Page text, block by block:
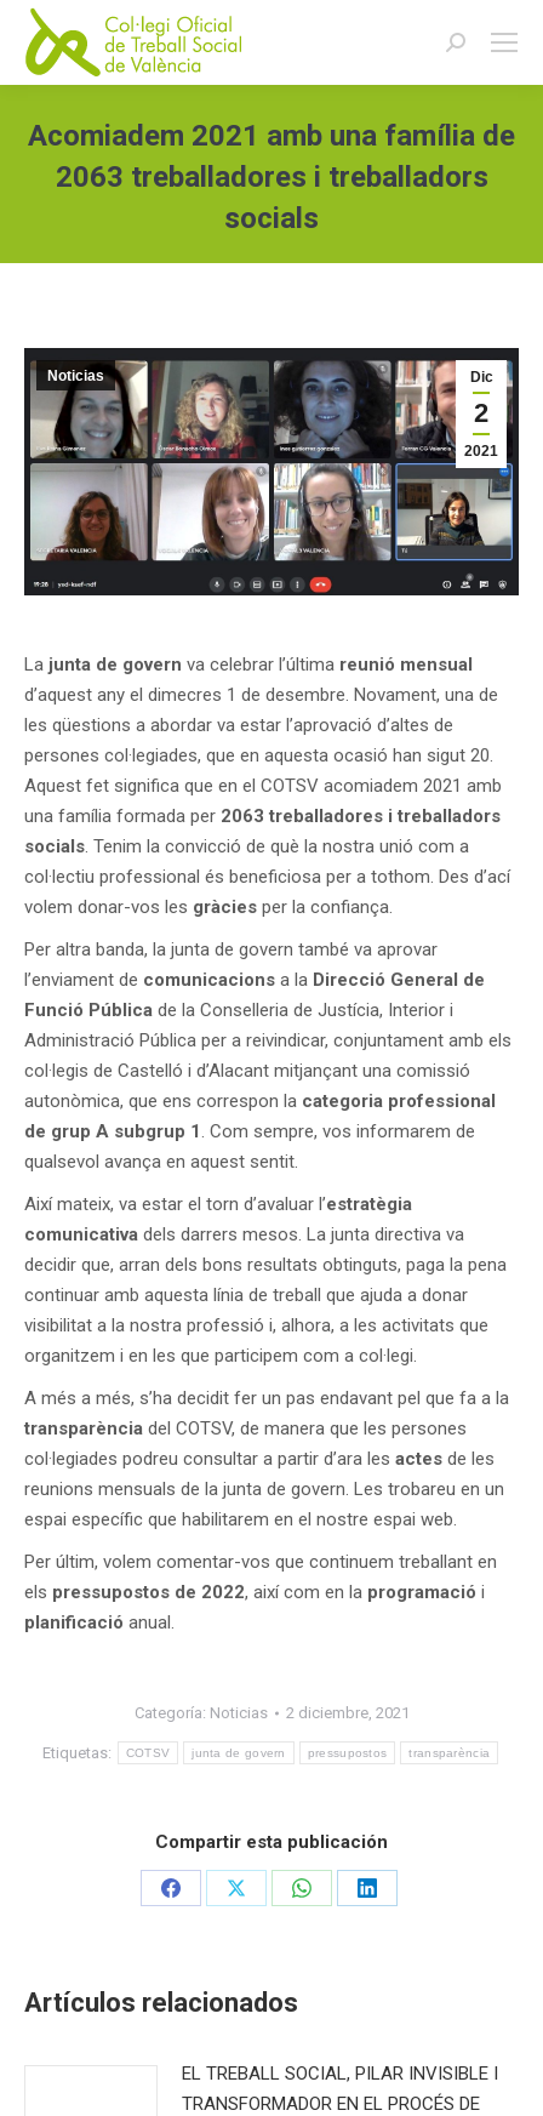
Buscar:
Acomiadem 2021 amb una família de
2063 treballadores i treballadors
socials
Dic
2
2021
Noticias
La junta de govern va celebrar l’última reunió mensual
d’aquest any el dimecres 1 de desembre. Novament, una de
les qüestions a abordar va estar l’aprovació d’altes de
persones col·legiades, que en aquesta ocasió han sigut 20.
Aquest fet significa que en el COTSV acomiadem 2021 amb
una família formada per 2063 treballadores i treballadors
socials. Tenim la convicció de què la nostra unió com a
col·lectiu professional és beneficiosa per a tothom. Des d’ací
volem donar-vos les gràcies per la confiança.
Per altra banda, la junta de govern també va aprovar
l’enviament de comunicacions a la Direcció General de
Funció Pública de la Conselleria de Justícia, Interior i
Administració Pública per a reivindicar, conjuntament amb els
col·legis de Castelló i d’Alacant mitjançant una comissió
autonòmica, que ens correspon la categoria professional
de grup A subgrup 1 . Com sempre, vos informarem de
qualsevol avança en aquest sentit.
Així mateix, va estar el torn d’avaluar l’estratègia
comunicativa dels darrers mesos. La junta directiva va
decidir que, arran dels bons resultats obtinguts, paga la pena
continuar amb aquesta línia de treball que ajuda a donar
visibilitat a la nostra professió i, alhora, a les activitats que
organitzem i en les que participem com a col·legi.
A més a més, s’ha decidit fer un pas endavant pel que fa a la
transparència del COTSV, de manera que les persones
col·legiades podreu consultar a partir d’ara les actes de les
reunions mensuals de la junta de govern. Les trobareu en un
espai específic que habilitarem en el nostre espai web.
Per últim, volem comentar-vos que continuem treballant en
els pressupostos de 2022, així com en la programació i
planificació anual.
Categoría: Noticias 2 diciembre, 2021
Etiquetas: COTSV junta de govern pressupostos transparència
Compartir esta publicación
Share
Share
Share
Share
Artículos relacionados
EL TREBALL SOCIAL, PILAR INVISIBLE I
TRANSFORMADOR EN EL PROCÉS DE